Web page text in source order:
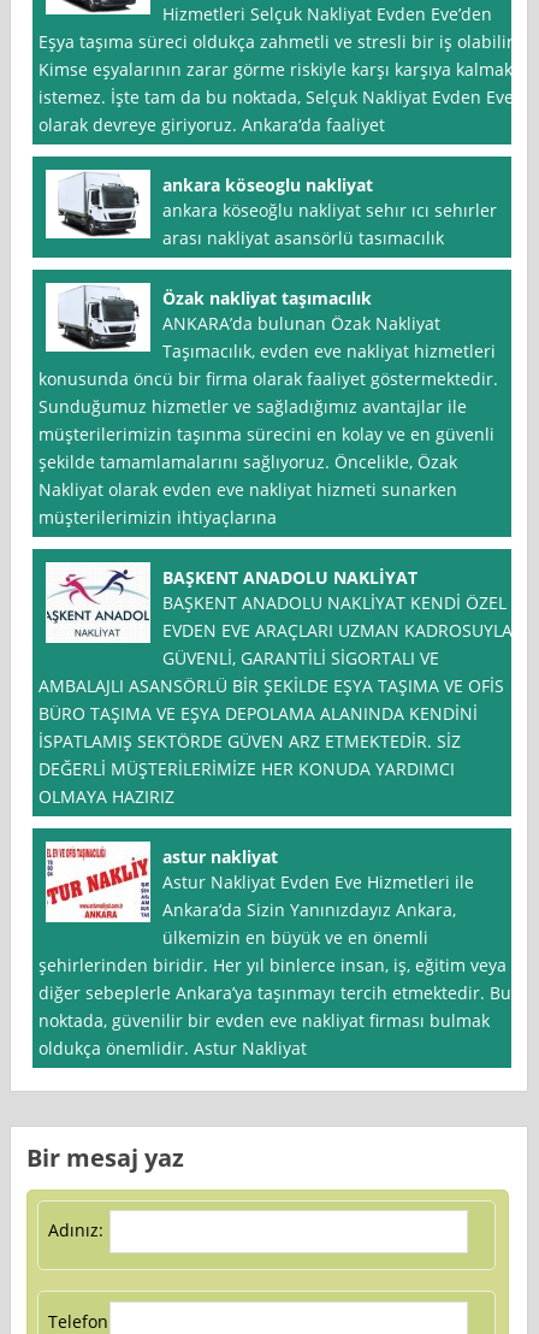
Hizmetleri Selçuk Nakliyat Evden Eve’den
Eşya taşıma süreci oldukça zahmetli ve stresli bir iş olabilir.
Kimse eşyalarının zarar görme riskiyle karşı karşıya kalmak
istemez. İşte tam da bu noktada, Selçuk Nakliyat Evden Eve
olarak devreye giriyoruz. Ankara‘da faaliyet
ankara köseoglu nakliyat
ankara köseoğlu nakliyat sehır ıcı sehırler
arası nakliyat asansörlü tasımacılık
Özak nakliyat taşımacılık
ANKARA’da bulunan Özak Nakliyat
Taşımacılık, evden eve nakliyat hizmetleri
konusunda öncü bir firma olarak faaliyet göstermektedir.
Sunduğumuz hizmetler ve sağladığımız avantajlar ile
müşterilerimizin taşınma sürecini en kolay ve en güvenli
şekilde tamamlamalarını sağlıyoruz. Öncelikle, Özak
Nakliyat olarak evden eve nakliyat hizmeti sunarken
müşterilerimizin ihtiyaçlarına
BAŞKENT ANADOLU NAKLİYAT
BAŞKENT ANADOLU NAKLİYAT KENDİ ÖZEL
EVDEN EVE ARAÇLARI UZMAN KADROSUYLA,
GÜVENLİ, GARANTİLİ SİGORTALI VE
AMBALAJLI ASANSÖRLÜ BİR ŞEKİLDE EŞYA TAŞIMA VE OFİS
BÜRO TAŞIMA VE EŞYA DEPOLAMA ALANINDA KENDİNİ
İSPATLAMIŞ SEKTÖRDE GÜVEN ARZ ETMEKTEDİR. SİZ
DEĞERLİ MÜŞTERİLERİMİZE HER KONUDA YARDIMCI
OLMAYA HAZIRIZ
astur nakliyat
Astur Nakliyat Evden Eve Hizmetleri ile
Ankara‘da Sizin Yanınızdayız Ankara,
ülkemizin en büyük ve en önemli
şehirlerinden biridir. Her yıl binlerce insan, iş, eğitim veya
diğer sebeplerle Ankara’ya taşınmayı tercih etmektedir. Bu
noktada, güvenilir bir evden eve nakliyat firması bulmak
oldukça önemlidir. Astur Nakliyat
Bir mesaj yaz
Adınız:
Telefon: